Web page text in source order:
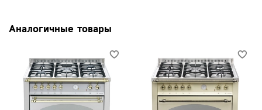
Аналогичные товары